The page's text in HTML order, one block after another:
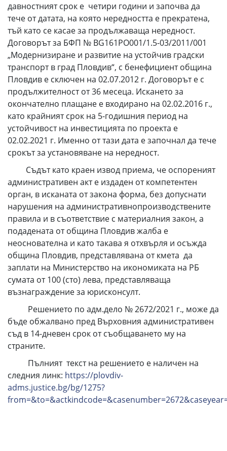
давностният срок е четири години и започва да
тече от датата, на която нередността е прекратена,
тъй като се касае за продължаваща нередност.
Договорът за БФП № BG161PO001/1.5-03/2011/001
„Модернизиране и развитие на устойчив градски
транспорт в град Пловдив“, с бенефициент община
Пловдив е сключен на 02.07.2012 г. Договорът е с
продължителност от 36 месеца. Искането за
окончателно плащане е входирано на 02.02.2016 г.,
като крайният срок на 5-годишния период на
устойчивост на инвестицията по проекта е
02.02.2021 г. Именно от тази дата е започнал да тече
срокът за установяване на нередност.
Съдът като краен извод приема, че оспореният
административен акт е издаден от компетентен
орган, в исканата от закона форма, без допуснати
нарушения на административнопроизводствените
правила и в съответствие с материалния закон, а
подадената от община Пловдив жалба е
неоснователна и като такава я отхвърля и осъжда
община Пловдив, представлявана от кмета да
заплати на Министерство на икономиката на РБ
сумата от 100 (сто) лева, представляваща
възнаграждение за юрисконсулт.
Решението по адм.дело № 2672/2021 г., може да
бъде обжалвано пред Върховния административен
съд в 14-дневен срок от съобщаването му на
страните.
Пълният текст на решението е наличен на
следния линк: https://plovdiv-
adms.justice.bg/bg/1275?